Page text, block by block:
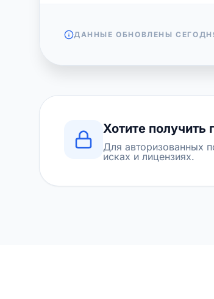
ДАННЫЕ ОБНОВЛЕНЫ
Хотите
Для авторизованных
исках и лицензиях.